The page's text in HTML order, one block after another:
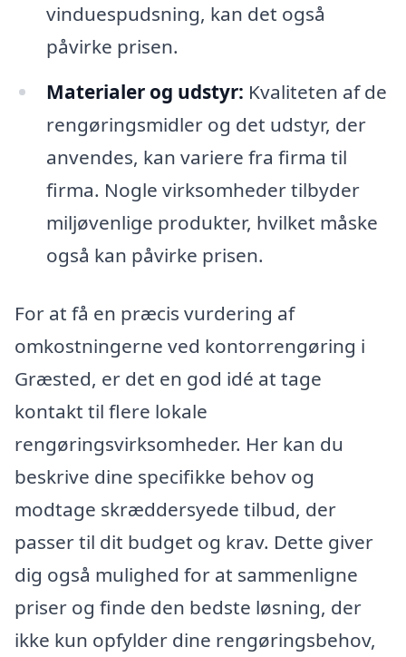
vinduespudsning, kan det også
påvirke prisen.
Materialer og udstyr: Kvaliteten af de
rengøringsmidler og det udstyr, der
anvendes, kan variere fra firma til
firma. Nogle virksomheder tilbyder
miljøvenlige produkter, hvilket måske
også kan påvirke prisen.
For at få en præcis vurdering af
omkostningerne ved kontorrengøring i
Græsted, er det en god idé at tage
kontakt til flere lokale
rengøringsvirksomheder. Her kan du
beskrive dine specifikke behov og
modtage skræddersyede tilbud, der
passer til dit budget og krav. Dette giver
dig også mulighed for at sammenligne
priser og finde den bedste løsning, der
ikke kun opfylder dine rengøringsbehov,